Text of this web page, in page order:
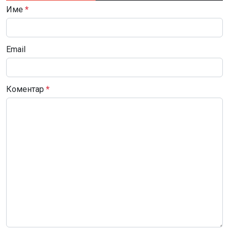
Име *
Email
Коментар *